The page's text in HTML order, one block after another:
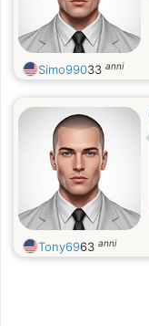
Simo99033 anni
Tony6963 anni